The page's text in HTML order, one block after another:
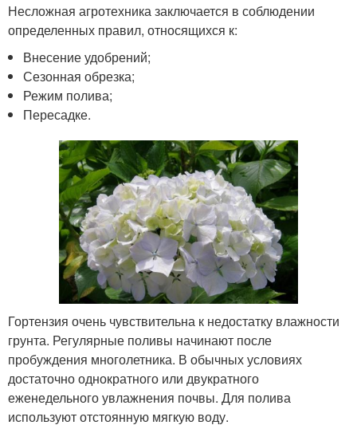
Несложная агротехника заключается в соблюдении
определенных правил, относящихся к:
Внесение удобрений;
Сезонная обрезка;
Режим полива;
Пересадке.
Гортензия очень чувствительна к недостатку влажности
грунта. Регулярные поливы начинают после
пробуждения многолетника. В обычных условиях
достаточно однократного или двукратного
еженедельного увлажнения почвы. Для полива
используют отстоянную мягкую воду.